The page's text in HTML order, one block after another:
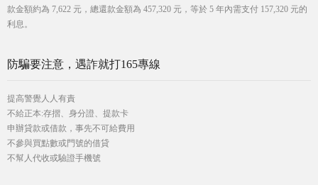
款金額約為 7,622 元，總還款金額為 457,320 元，等於 5 年內需支付 157,320 元的
利息。
防騙要注意，遇詐就打165專線
提高警覺人人有責
不給正本:存摺、身分證、提款卡
申辦貸款或借款，事先不可給費用
不參與買點數或門號的借貸
不幫人代收或驗證手機號